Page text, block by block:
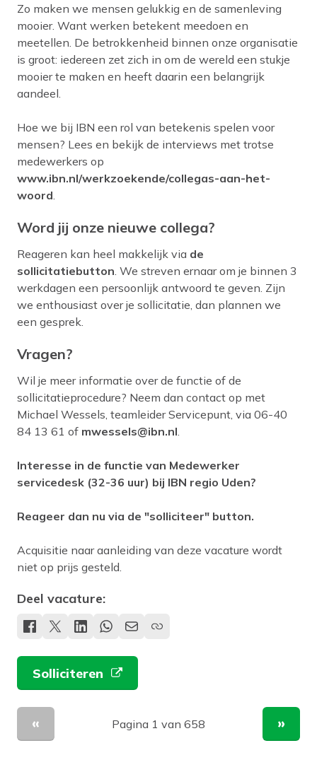
Zo maken we mensen gelukkig en de samenleving
mooier. Want werken betekent meedoen en
meetellen. De betrokkenheid binnen onze organisatie
is groot: iedereen zet zich in om de wereld een stukje
mooier te maken en heeft daarin een belangrijk
aandeel.
Hoe we bij IBN een rol van betekenis spelen voor
mensen? Lees en bekijk de interviews met trotse
medewerkers op
www.ibn.nl/werkzoekende/collegas-aan-het-
woord.
Word jij onze nieuwe collega?
Reageren kan heel makkelijk via de
sollicitatiebutton. We streven ernaar om je binnen 3
werkdagen een persoonlijk antwoord te geven. Zijn
we enthousiast over je sollicitatie, dan plannen we
een gesprek.
Vragen?
Wil je meer informatie over de functie of de
sollicitatieprocedure? Neem dan contact op met
Michael Wessels, teamleider Servicepunt, via 06-40
84 13 61 of mwessels@ibn.nl.
Interesse in de functie van Medewerker
servicedesk (32-36 uur) bij IBN regio Uden?
Reageer dan nu via de "solliciteer" button.
Acquisitie naar aanleiding van deze vacature wordt
niet op prijs gesteld.
Deel vacature:
Solliciteren
Vorige pagina
Pagina 1 van 658